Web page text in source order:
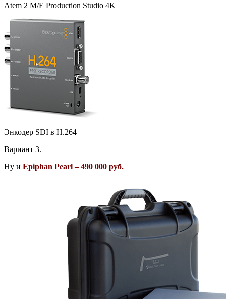
Atem 2 M/E Production Studio 4K
Энкодер SDI в H.264
Вариант 3.
Ну и Epiphan Pearl – 490 000 руб.